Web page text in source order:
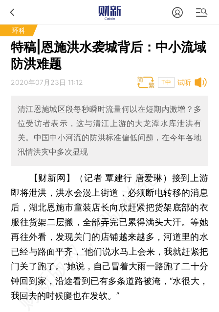
环科
特稿|恩施洪水袭城背后：中小流域
防洪难题
试听
2020年07月23日 11:12 T中
清江恩施城区段每秒瞬时流量何以在短期内激增？多
位受访者表示，这与清江上游的大龙潭水库泄洪有
关。中国中小河流的防洪标准偏低问题，在今年各地
汛情洪灾中多次显现
【财新网】（记者 覃建行 唐爱琳） 接到上游
即将泄洪，洪水会漫上街道，必须断电转移的消息
后，湖北恩施市童装店长向欣赶紧把货架底部的衣
服往货架二层搬，全部弄完已累得满头大汗。等她
再往外看，发现关门的店铺越来越多，河道里的水
已经与路面平齐，“他们说水马上会来，我就赶紧把
门关了跑了。”她说，自己冒着大雨一路跑了二十分
钟回到家，沿途看到已有多条道路被淹，“水很大，
我回去的时候腿也在发软。”